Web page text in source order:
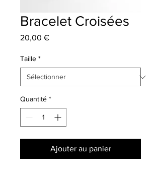
Bracelet Croisées
20,00 €Prix
Taille *
Quantité *
Ajouter au panier